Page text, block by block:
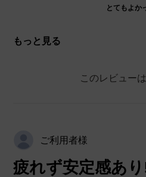
とてもよか
もっと見る
このレビュー
ご利用者様
疲れず安定感あ